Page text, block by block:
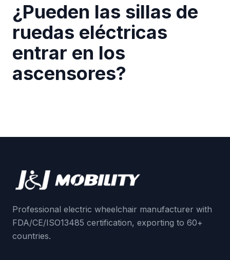
¿Pueden las sillas de
ruedas eléctricas
entrar en los
ascensores?
Professional electric wheelchair manufacturer with
FDA/CE/ISO13485 certification, exporting to 60+
countries.